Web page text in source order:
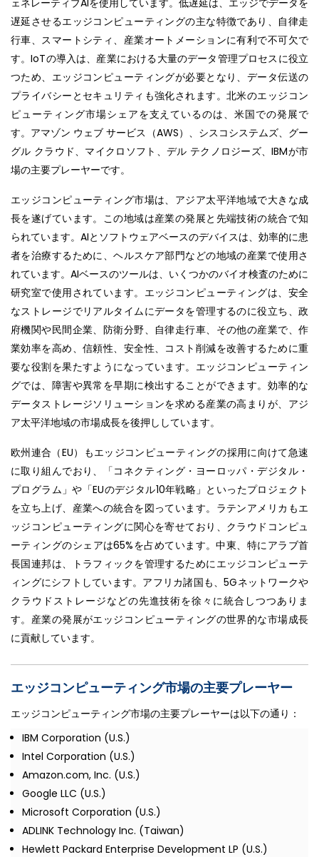
遅延させるエッジコンピューティングの主な特徴であり、自律走
行車、スマートシティ、産業オートメーションに有利で不可欠で
す。IoTの導入は、産業における大量のデータ管理プロセスに役立
つため、エッジコンピューティングが必要となり、データ伝送の
プライバシーとセキュリティも強化されます。北米のエッジコン
ピューティング市場シェアを支えているのは、米国での発展で
す。アマゾン ウェブ サービス（AWS）、シスコシステムズ、グー
グル クラウド、マイクロソフト、デル テクノロジーズ、IBMが市
場の主要プレーヤーです。
エッジコンピューティング市場は、アジア太平洋地域で大きな成
長を遂げています。この地域は産業の発展と先端技術の統合で知
られています。AIとソフトウェアベースのデバイスは、効率的に患
者を治療するために、ヘルスケア部門などの地域の産業で使用さ
れています。AIベースのツールは、いくつかのバイオ検査のために
研究室で使用されています。エッジコンピューティングは、安全
なストレージでリアルタイムにデータを管理するのに役立ち、政
府機関や民間企業、防衛分野、自律走行車、その他の産業で、作
業効率を高め、信頼性、安全性、コスト削減を改善するために重
要な役割を果たすようになっています。エッジコンピューティン
グでは、障害や異常を早期に検出することができます。効率的な
データストレージソリューションを求める産業の高まりが、アジ
ア太平洋地域の市場成長を後押ししています。
欧州連合（EU）もエッジコンピューティングの採用に向けて急速
に取り組んでおり、「コネクティング・ヨーロッパ・デジタル・
プログラム」や「EUのデジタル10年戦略」といったプロジェクト
を立ち上げ、産業への統合を図っています。ラテンアメリカもエ
ッジコンピューティングに関心を寄せており、クラウドコンピュ
ーティングのシェアは65%を占めています。中東、特にアラブ首
長国連邦は、トラフィックを管理するためにエッジコンピューテ
ィングにシフトしています。アフリカ諸国も、5Gネットワークや
クラウドストレージなどの先進技術を徐々に統合しつつありま
す。産業の発展がエッジコンピューティングの世界的な市場成長
に貢献しています。
エッジコンピューティング市場の主要プレーヤー
エッジコンピューティング市場の主要プレーヤーは以下の通り：
IBM Corporation (U.S.)
Intel Corporation (U.S.)
Amazon.com, Inc. (U.S.)
Google LLC (U.S.)
Microsoft Corporation (U.S.)
ADLINK Technology Inc. (Taiwan)
Hewlett Packard Enterprise Development LP (U.S.)